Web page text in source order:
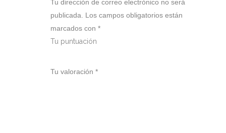
Tu dirección de correo electrónico no será
publicada.
Los campos obligatorios están
marcados con *
Tu puntuación
Tu valoración *